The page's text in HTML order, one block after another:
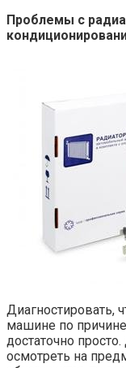
Проблемы с
Диагностировать,
машине по
достаточно
осмотреть на